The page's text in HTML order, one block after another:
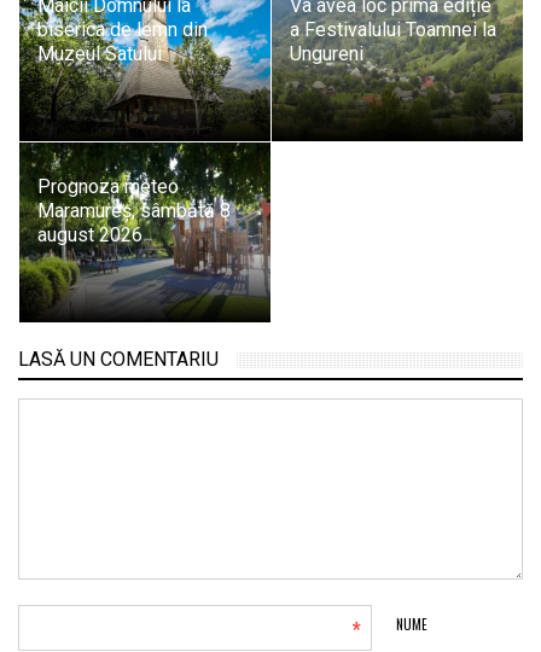
Maicii Domnului la
biserica de lemn din
Muzeul Satului
Va avea loc prima ediție
a Festivalului Toamnei la
Ungureni
Prognoza meteo
Maramureș, sâmbătă 8
august 2026
LASĂ UN COMENTARIU
NUME
*